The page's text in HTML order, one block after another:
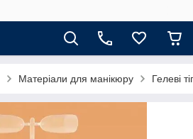
Матеріали для манікюру Гелеві